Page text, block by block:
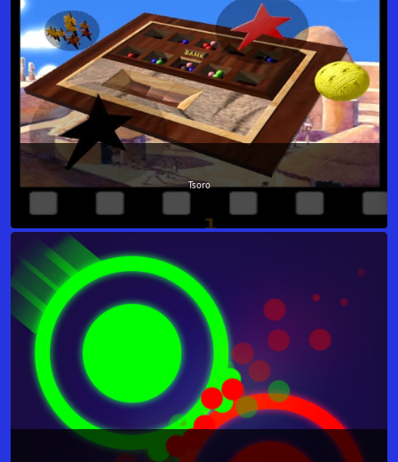
Tsoro